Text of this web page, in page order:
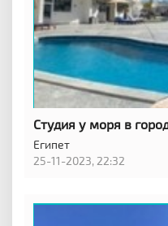
Студия у моря в
Египет
25-11-2023, 22:32